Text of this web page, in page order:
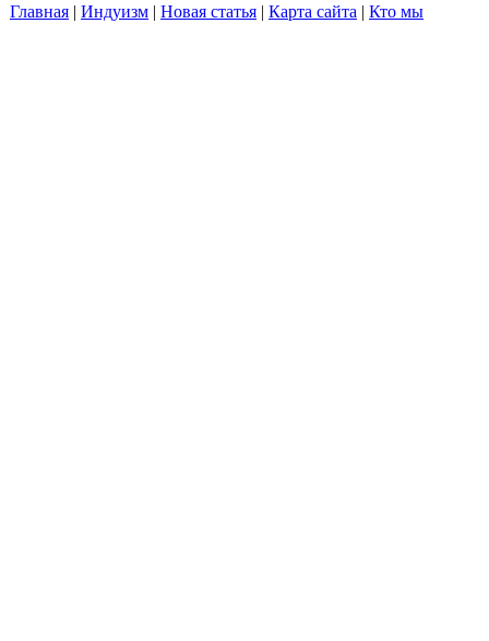
Главная | Индуизм | Новая статья | Карта сайта | Кто мы